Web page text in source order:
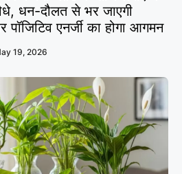
धन-दौलत से भर जाएगी
एनर्जी का होगा आगमन
19, 2026